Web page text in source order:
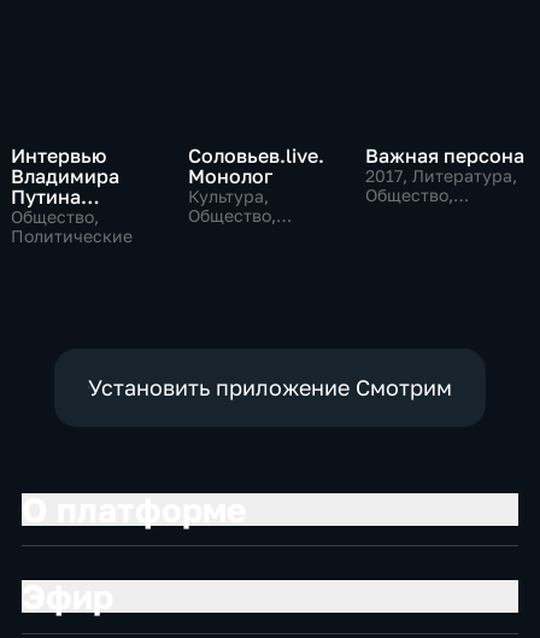
Интервью
Владимира
Путина
телекомпании
NBC
Общество,
Политические
Соловьев.live.
Монолог
Культура,
Общество,
Важная персона
2017, Литература,
Общество,
Установить приложение Смотрим